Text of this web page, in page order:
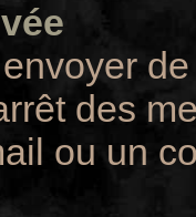
des
ou un